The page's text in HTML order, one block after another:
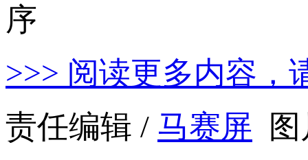
>>> 阅读更多内容，
责任编辑 / 马赛屏